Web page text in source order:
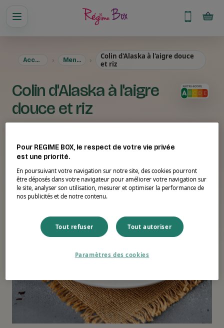
Accueil Menus
Colin d'Alaska à l'aigre douce
et riz
Colin d'Alaska à l'aigre
douce et riz
Pour REGIME BOX, le respect de votre vie privée
est une priorité.
En poursuivant votre navigation sur notre site, des cookies pourront
être déposés dans votre navigateur pour améliorer votre navigation sur
le site, analyser son utilisation, mesurer et optimiser la performance de
nos publicités et de notre contenu.
Tout refuser Tout autoriser
Paramètres des cookies